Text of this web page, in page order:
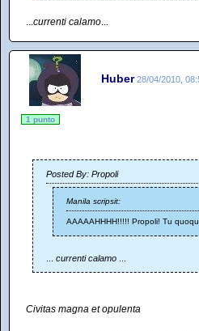
currenti calamo
Huber 28/04/2010,
1 punto
Posted By: Propoli
Manila scripsit:
AAAAAHHHH!!!!! Propoli! Tu
currenti calamo
Civitas magna et opulenta